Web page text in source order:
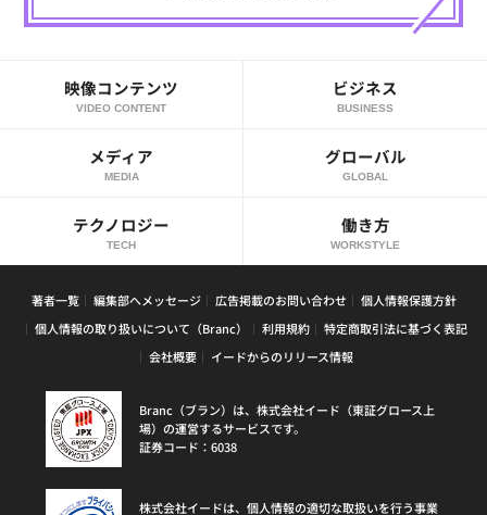
映像コンテンツ
VIDEO CONTENT
ビジネス
BUSINESS
メディア
MEDIA
グローバル
GLOBAL
テクノロジー
TECH
働き方
WORKSTYLE
著者一覧 編集部へメッセージ 広告掲載のお問い合わせ
個人情報保護方針
個人情報の取り扱いについて（Branc）
利用規約
特定商取引法に基づく表記
会社概要
イードからのリリース情報
Branc（ブラン）は、株式会社イード（東証グロース上
場）の運営するサービスです。
証券コード：6038
株式会社イードは、個人情報の適切な取扱いを行う事業